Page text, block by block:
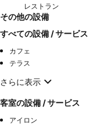
レストラン
その他の設備
すべての設備 / サービス
カフェ
テラス
さらに表示
客室の設備 / サービス
アイロン